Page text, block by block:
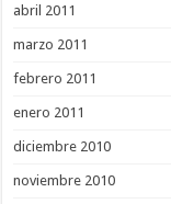
abril 2011
marzo 2011
febrero 2011
enero 2011
diciembre 2010
noviembre 2010